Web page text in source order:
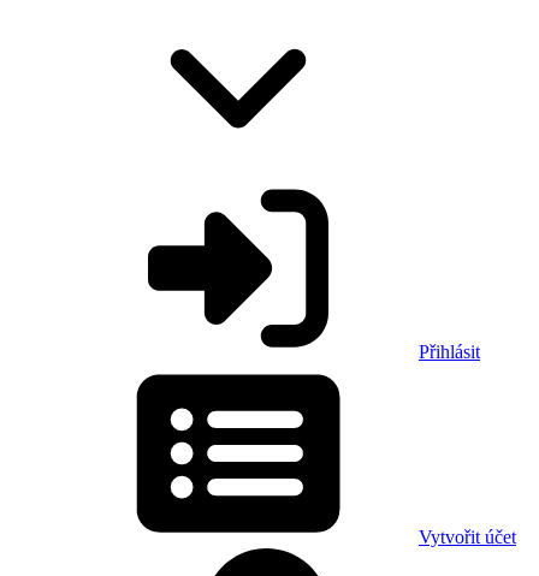
Přihlásit
Vytvořit účet